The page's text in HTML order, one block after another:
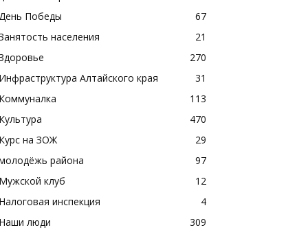
Победы
67
населения
21
270
Инфраструктура Алтайского края
31
Коммуналка
113
Культура
470
Курс на ЗОЖ
29
района
97
Мужской клуб
12
Налоговая инспекция
4
Наши люди
309